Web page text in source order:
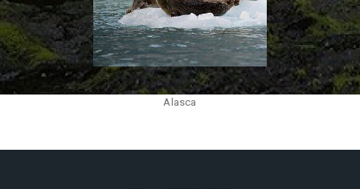
Alasca